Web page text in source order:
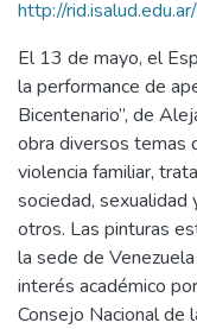
http://
El 13 de mayo, el
la performance de
Bicentenario”, de
obra diversos temas
violencia familiar,
sociedad, sexualidad
otros. Las pinturas
la sede de
interés académico
Consejo Nacional de